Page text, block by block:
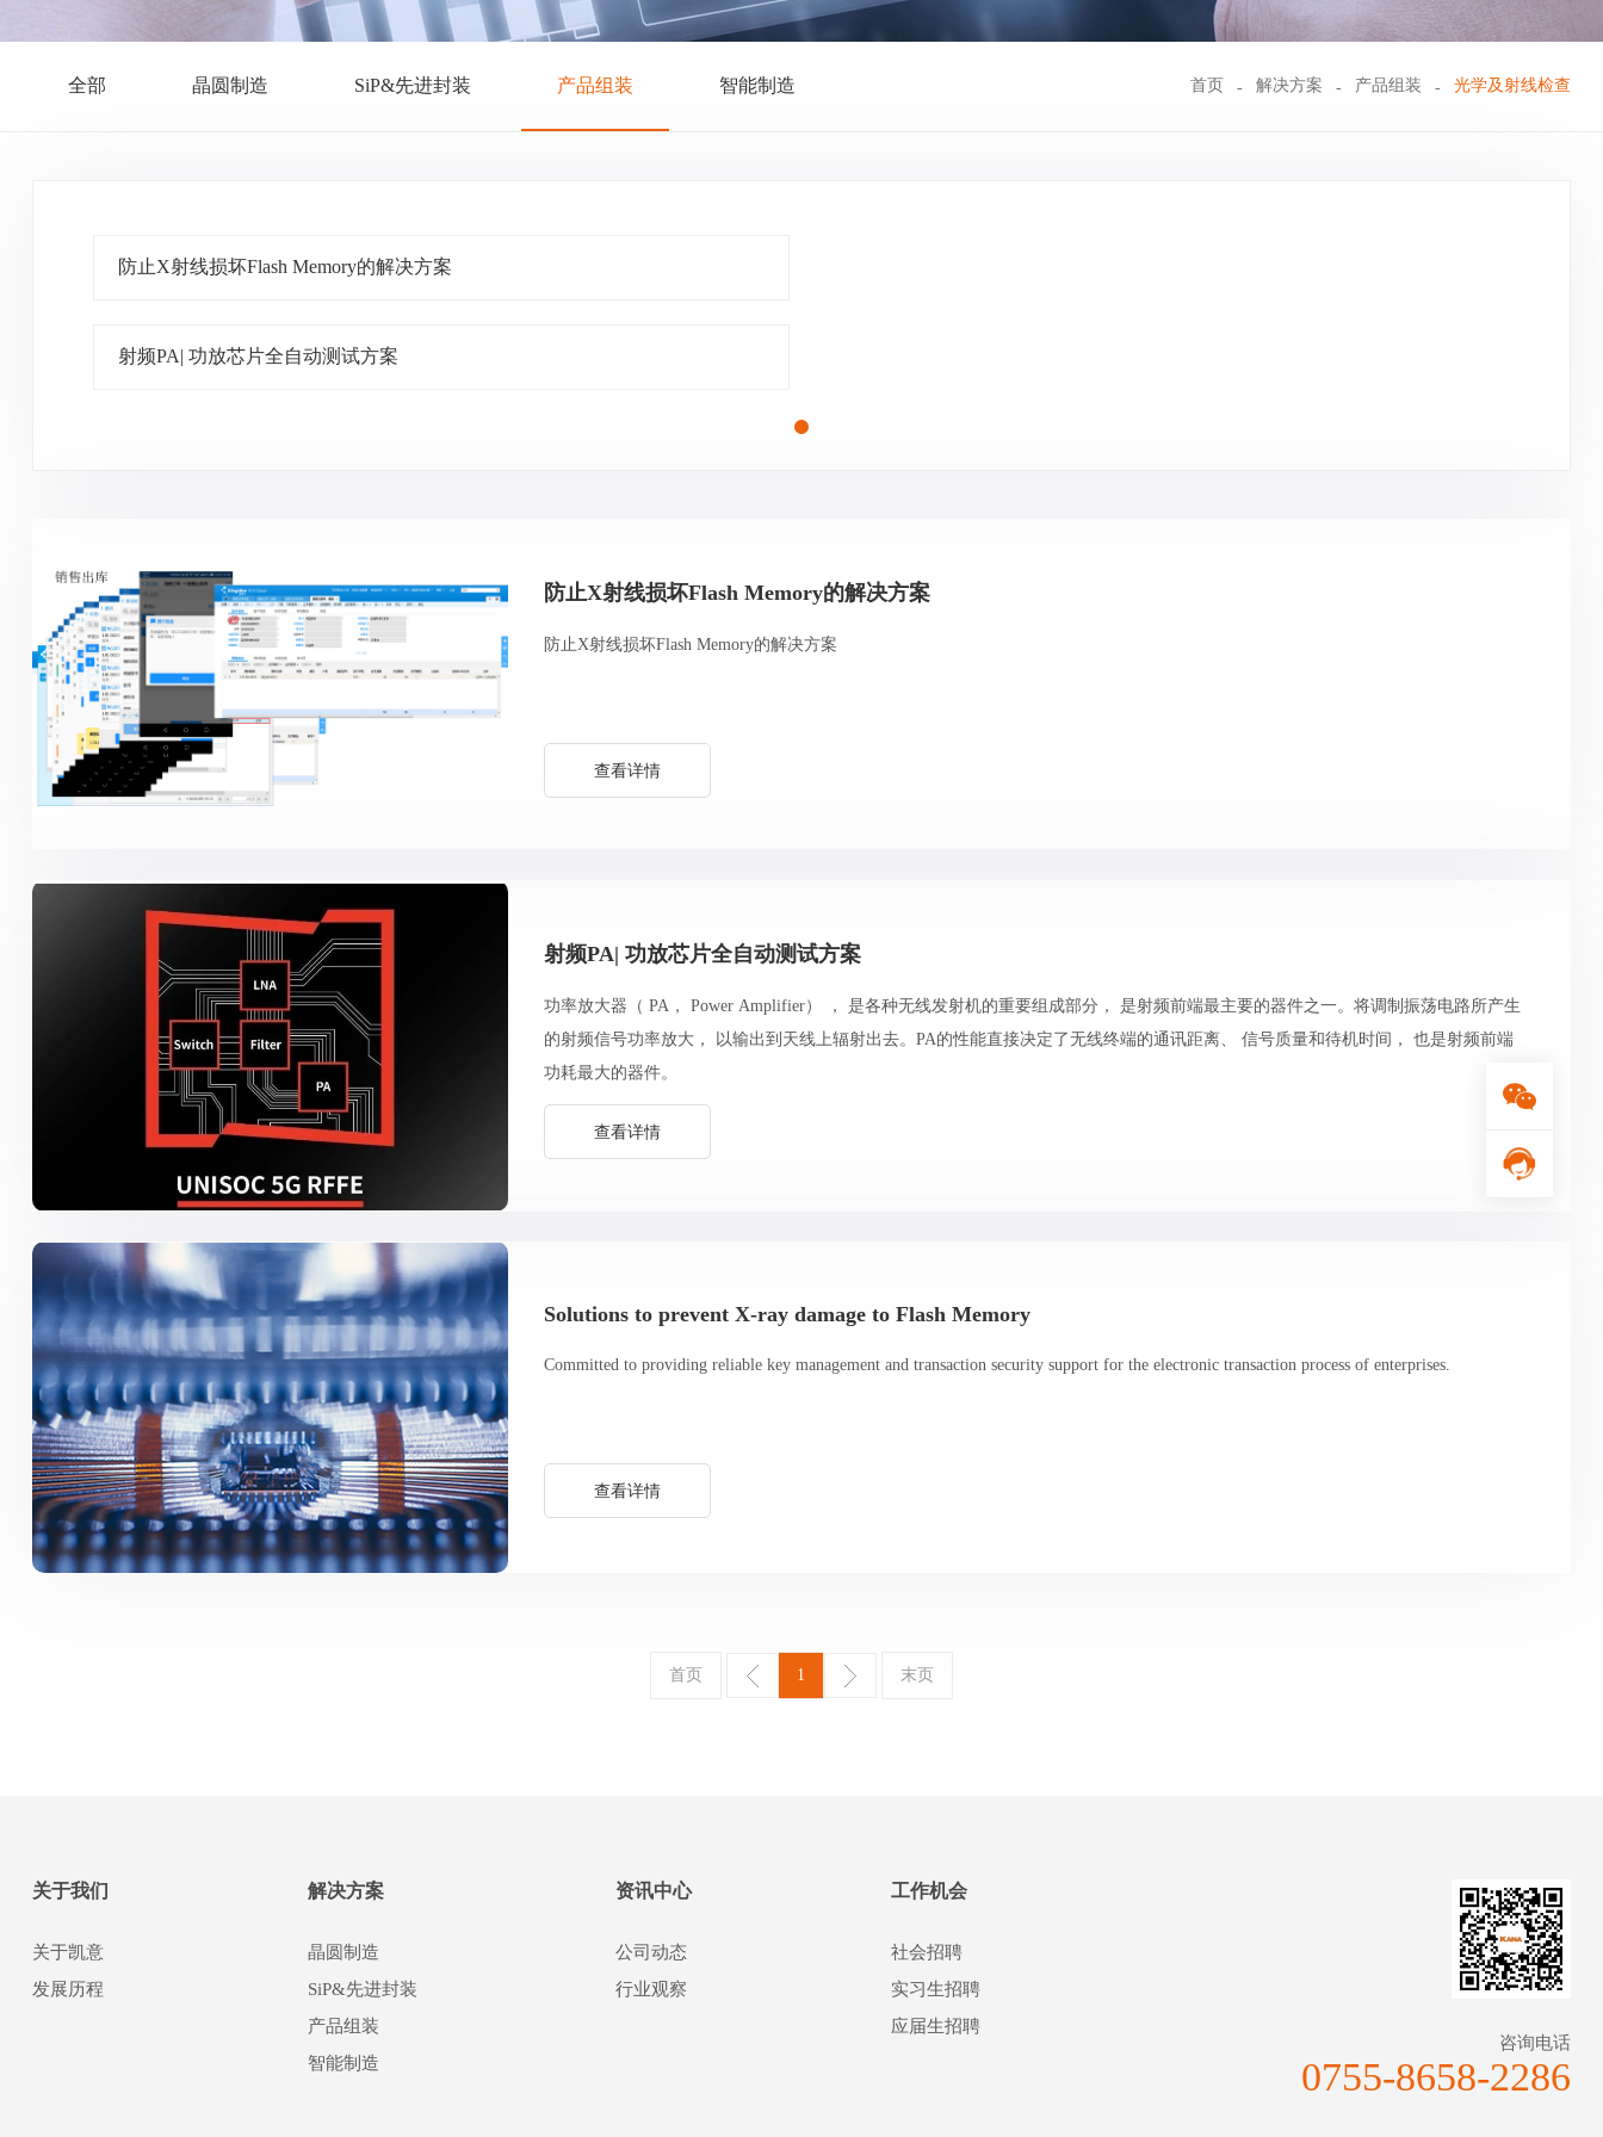
全部 晶圆制造 SiP&先进封装 产品组装 智能制造 首页 解决方案 产品组装 光学及射线检查
防止X射线损坏Flash Memory的解决方案
射频PA| 功放芯片全自动测试方案
防止X射线损坏Flash Memory的解决方案
防止X射线损坏Flash Memory的解决方案
查看详情
射频PA| 功放芯片全自动测试方案
功率放大器（ PA， Power Amplifier） ， 是各种无线发射机的重要组成部分， 是射频前端最主要的器件之一。将调制振荡电路所产生
的射频信号功率放大， 以输出到天线上辐射出去。PA的性能直接决定了无线终端的通讯距离、 信号质量和待机时间， 也是射频前端
功耗最大的器件。
查看详情
Solutions to prevent X-ray damage to Flash Memory
Committed to providing reliable key management and transaction security support for the electronic transaction process of enterprises.
查看详情
首页 1 末页
咨询电话
0755-8658-2286
关于我们
关于凯意
发展历程
解决方案
晶圆制造
SiP&先进封装
产品组装
智能制造
资讯中心
公司动态
行业观察
工作机会
社会招聘
实习生招聘
应届生招聘